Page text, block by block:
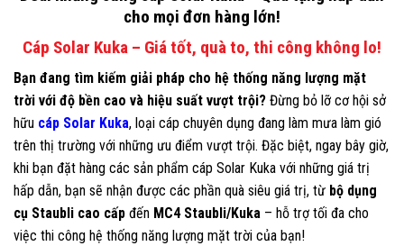
cho mọi đơn hàng lớn!
Cáp Solar Kuka – Giá tốt, quà to, thi công không lo!
Bạn đang tìm kiếm giải pháp cho hệ thống năng lượng mặt
trời với độ bền cao và hiệu suất vượt trội? Đừng bỏ lỡ cơ hội sở
hữu cáp Solar Kuka, loại cáp chuyên dụng đang làm mưa làm gió
trên thị trường với những ưu điểm vượt trội. Đặc biệt, ngay bây giờ,
khi bạn đặt hàng các sản phẩm cáp Solar Kuka với những giá trị
hấp dẫn, bạn sẽ nhận được các phần quà siêu giá trị, từ bộ dụng
cụ Staubli cao cấp đến MC4 Staubli/Kuka – hỗ trợ tối đa cho
việc thi công hệ thống năng lượng mặt trời của bạn!